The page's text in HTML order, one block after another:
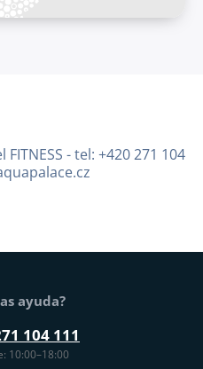
- tel: +420 271 104
ayuda?
104 111
10:00–18:00